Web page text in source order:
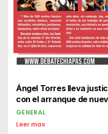
Ángel Torres lleva
con el arranque de
GENERAL
Leer mas